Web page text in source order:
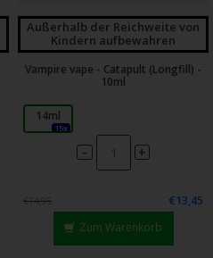
Außerhalb der Reichweite von
Kindern aufbewahren
Vampire vape - Catapult (Longfill) -
10ml
14ml
15x
- +
€14,95
€13,45
Zum Warenkorb